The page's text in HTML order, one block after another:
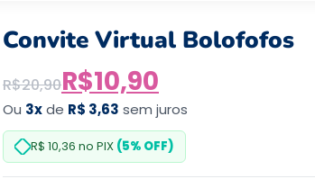
Convite Virtual Bolofofos
R$20,90R$10,90
Ou 3xde R$ 3,63 sem juros
R$ 10,36 no PIX (5% OFF)